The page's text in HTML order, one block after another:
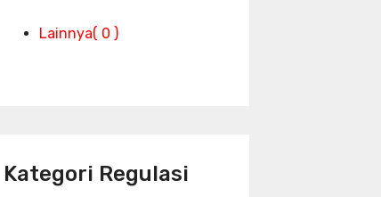
Lainnya( 0 )
Kategori Regulasi